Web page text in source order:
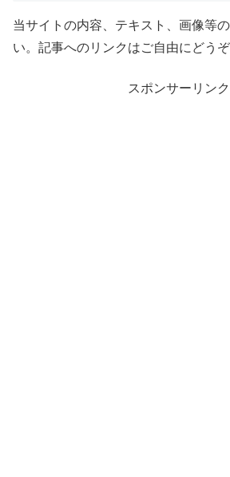
当サイトの内容、テキスト、画像等
い。記事へのリンクはご自由にどう
スポンサーリンク